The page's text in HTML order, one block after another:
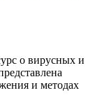
о вирусных и
и методах